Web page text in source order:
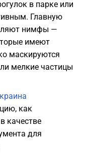
в парке или
Главную
нимфы —
имеют
маскируются
мелкие частицы
как
качестве
для